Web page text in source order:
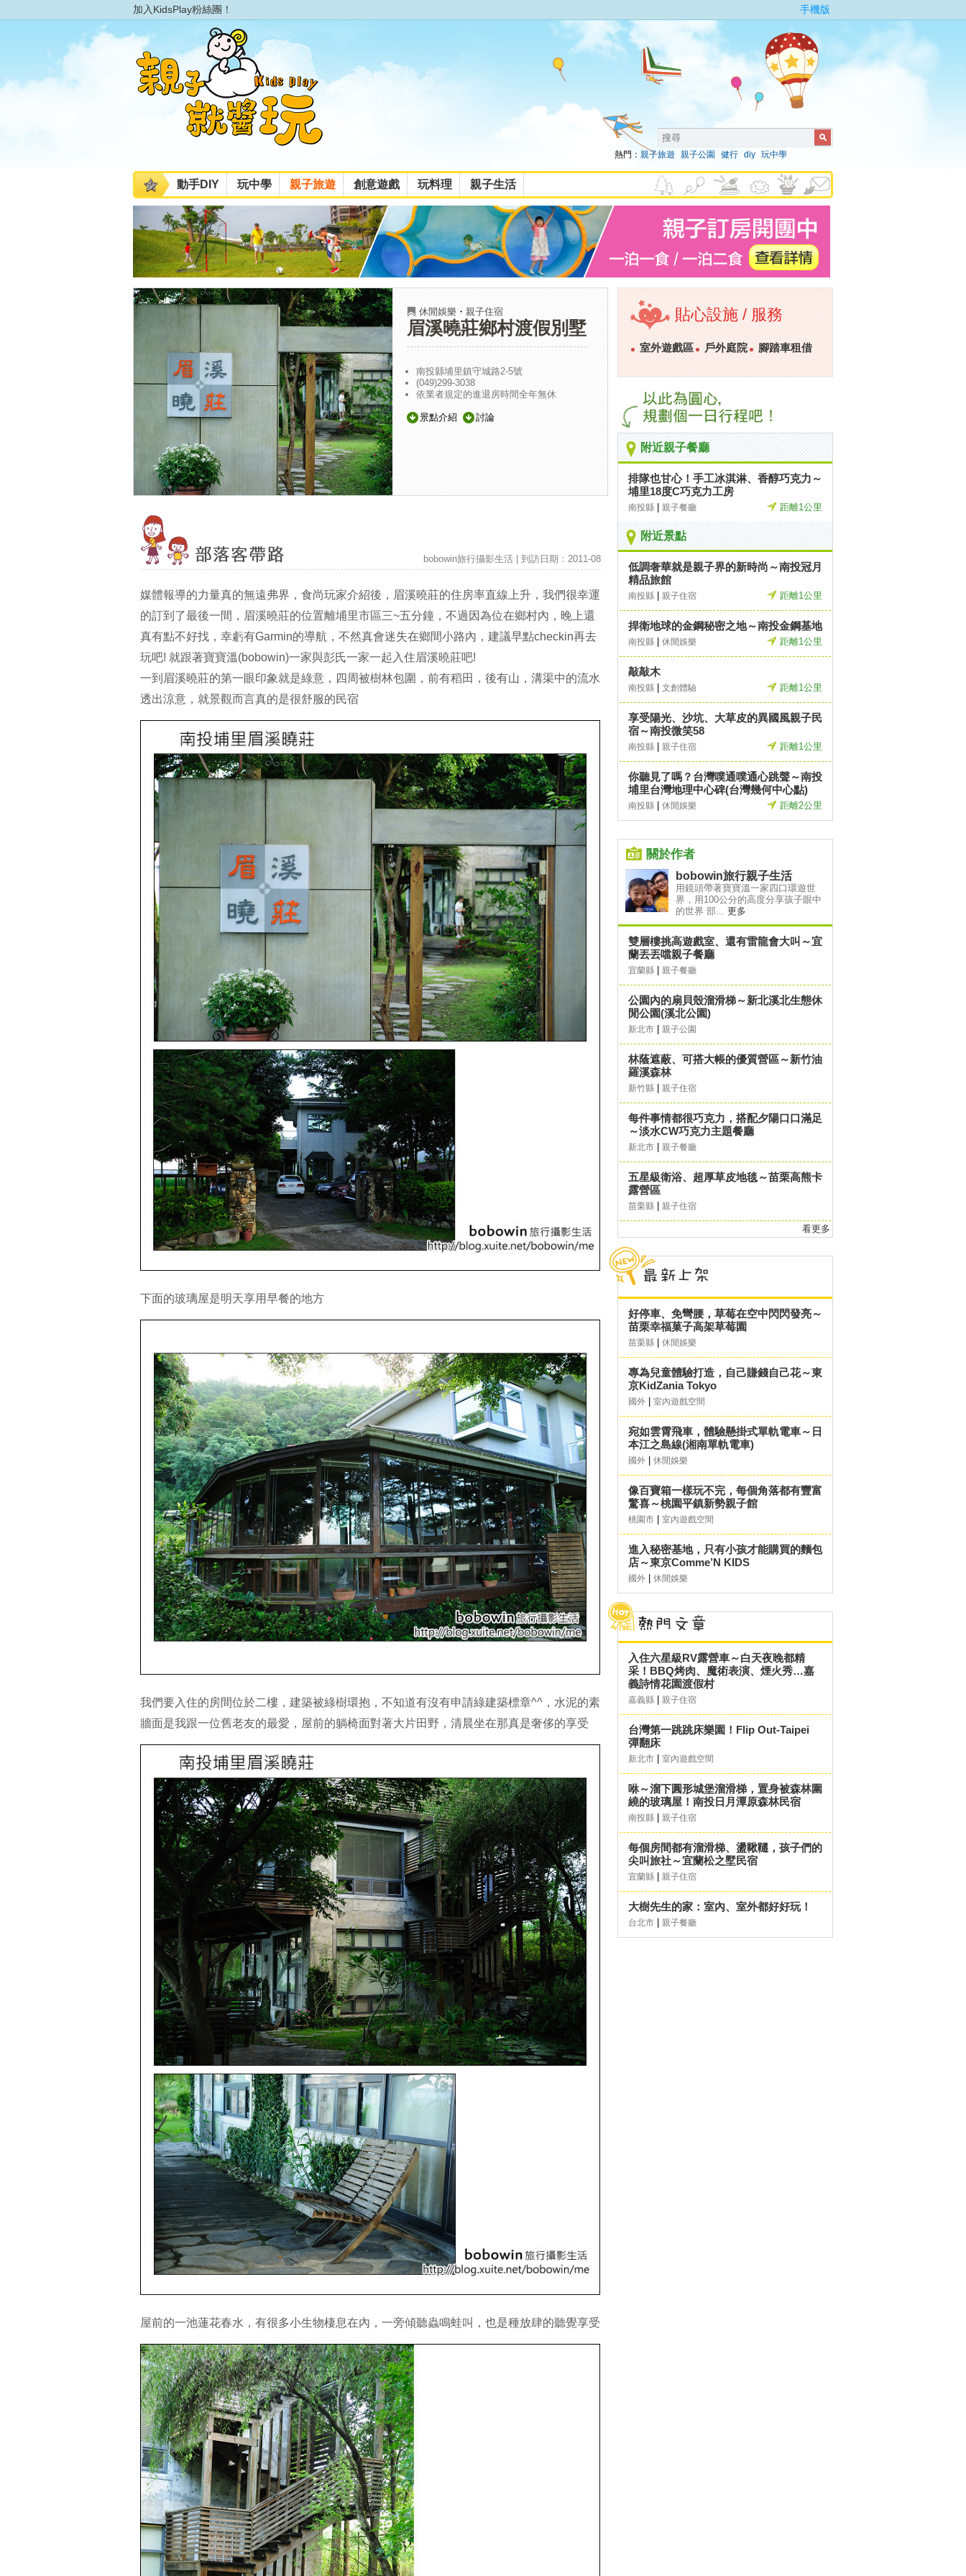
加入KidsPlay粉絲團！ 手機版
熱門： 親子旅遊 親子公園 健行 diy 玩中學
動手DIY 玩中學 親子旅遊 創意遊戲 玩料理 親子生活
休閒娛樂 ・ 親子住宿
眉溪曉莊鄉村渡假別墅
南投縣埔里鎮守城路2-5號
(049)299-3038
依業者規定的進退房時間全年無休
景點介紹 討論
bobowin旅行攝影生活 | 到訪日期：2011-08
媒體報導的力量真的無遠弗界，食尚玩家介紹後，眉溪曉莊的住房率直線上升，我們很幸運
的訂到了最後一間，眉溪曉莊的位置離埔里市區三~五分鐘，不過因為位在鄉村內，晚上還
真有點不好找，幸虧有Garmin的導航，不然真會迷失在鄉間小路內，建議早點checkin再去
玩吧! 就跟著寶寶溫(bobowin)一家與彭氏一家一起入住眉溪曉莊吧!
一到眉溪曉莊的第一眼印象就是綠意，四周被樹林包圍，前有稻田，後有山，溝渠中的流水
透出涼意，就景觀而言真的是很舒服的民宿
下面的玻璃屋是明天享用早餐的地方
我們要入住的房間位於二樓，建築被綠樹環抱，不知道有沒有申請綠建築標章^^，水泥的素
牆面是我跟一位舊老友的最愛，屋前的躺椅面對著大片田野，清晨坐在那真是奢侈的享受
屋前的一池蓮花春水，有很多小生物棲息在內，一旁傾聽蟲鳴蛙叫，也是種放肆的聽覺享受
貼心設施 / 服務
室外遊戲區 戶外庭院 腳踏車租借
附近親子餐廳
排隊也甘心！手工冰淇淋、香醇巧克力～
埔里18度C巧克力工房
南投縣 親子餐廳 距離1公里
附近景點
低調奢華就是親子界的新時尚～南投冠月
精品旅館
南投縣 親子住宿 距離1公里
捍衛地球的金鋼秘密之地～南投金鋼基地
南投縣 休閒娛樂 距離1公里
敲敲木
南投縣 文創體驗 距離1公里
享受陽光、沙坑、大草皮的異國風親子民
宿～南投微笑58
南投縣 親子住宿 距離1公里
你聽見了嗎？台灣噗通噗通心跳聲～南投
埔里台灣地理中心碑(台灣幾何中心點)
南投縣 休閒娛樂 距離2公里
關於作者
bobowin旅行親子生活
用鏡頭帶著寶寶溫一家四口環遊世
界，用100公分的高度分享孩子眼中
的世界 部... 更多
雙層樓挑高遊戲室、還有雷龍會大叫～宜
蘭丟丟噹親子餐廳
宜蘭縣 親子餐廳
公園內的扇貝殼溜滑梯～新北溪北生態休
閒公園(溪北公園)
新北市 親子公園
林蔭遮蔽、可搭大帳的優質營區～新竹油
羅溪森林
新竹縣 親子住宿
每件事情都很巧克力，搭配夕陽口口滿足
～淡水CW巧克力主題餐廳
新北市 親子餐廳
五星級衛浴、超厚草皮地毯～苗栗高熊卡
露營區
苗栗縣 親子住宿
看更多
好停車、免彎腰，草莓在空中閃閃發亮～
苗栗幸福菓子高架草莓園
苗栗縣 休閒娛樂
專為兒童體驗打造，自己賺錢自己花～東
京KidZania Tokyo
國外 室內遊戲空間
宛如雲霄飛車，體驗懸掛式單軌電車～日
本江之島線(湘南單軌電車)
國外 休閒娛樂
像百寶箱一樣玩不完，每個角落都有豐富
驚喜～桃園平鎮新勢親子館
桃園市 室內遊戲空間
進入秘密基地，只有小孩才能購買的麵包
店～東京Comme’N KIDS
國外 休閒娛樂
入住六星級RV露營車～白天夜晚都精
采！BBQ烤肉、魔術表演、煙火秀…嘉
義詩情花園渡假村
嘉義縣 親子住宿
台灣第一跳跳床樂園！Flip Out-Taipei
彈翻床
新北市 室內遊戲空間
咻～溜下圓形城堡溜滑梯，置身被森林圍
繞的玻璃屋！南投日月潭原森林民宿
南投縣 親子住宿
每個房間都有溜滑梯、盪鞦韆，孩子們的
尖叫旅社～宜蘭松之墅民宿
宜蘭縣 親子住宿
大樹先生的家：室內、室外都好好玩！
台北市 親子餐廳